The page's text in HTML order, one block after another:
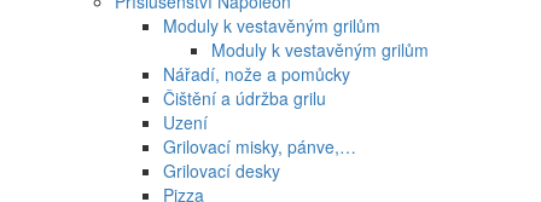
Moduly k vestavěným grilům
Moduly k vestavěným grilům
Nářadí, nože a pomůcky
Čištění a údržba grilu
Uzení
Grilovací misky, pánve,…
Grilovací desky
Pizza